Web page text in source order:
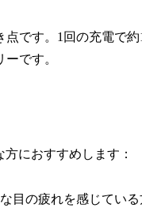
です。1回の充電で
です。
方におすすめします：
目の疲れを感じている